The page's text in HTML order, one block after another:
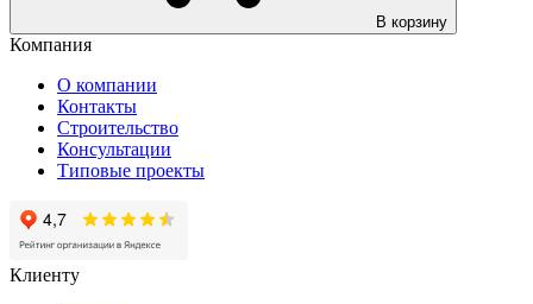
В корзину
Компания
О компании
Контакты
Строительство
Консультации
Типовые проекты
Клиенту